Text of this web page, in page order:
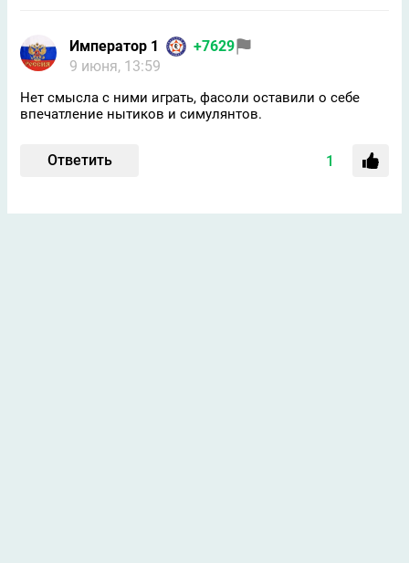
Император 1
+7629
9 июня, 13:59
Нет смысла с ними играть, фасоли оставили о себе
впечатление нытиков и симулянтов.
Ответить 1